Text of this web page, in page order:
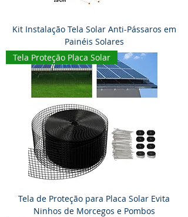
Kit Instalação Tela Solar Anti-Pássaros em
Painéis Solares
Tela Proteção Placa Solar
Tela de Proteção para Placa Solar Evita
Ninhos de Morcegos e Pombos